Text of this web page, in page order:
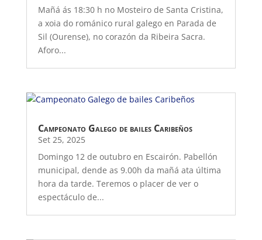
Mañá ás 18:30 h no Mosteiro de Santa Cristina,
a xoia do románico rural galego en Parada de
Sil (Ourense), no corazón da Ribeira Sacra.
Aforo...
Campeonato Galego de bailes Caribeños
Set 25, 2025
Domingo 12 de outubro en Escairón. Pabellón
municipal, dende as 9.00h da mañá ata última
hora da tarde. Teremos o placer de ver o
espectáculo de...